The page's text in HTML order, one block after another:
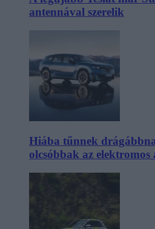
antennával szerelik
Hiába tűnnek
olcsóbbak az elektromos